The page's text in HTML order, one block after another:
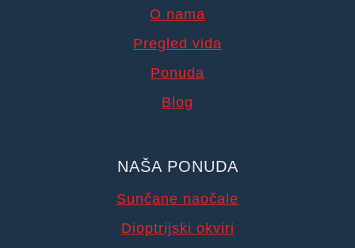
O nama
Pregled vida
Ponuda
Blog
NAŠA PONUDA
Sunčane naočale
Dioptrijski okviri